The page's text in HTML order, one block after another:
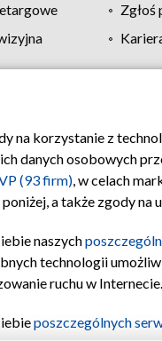
Zgłoś
Polityka prywatności
na korzystanie z
danych osobowych
(93 firm), w celach
a także zgody
naszych
technologii
ruchu w Internecie.
poszczególnych